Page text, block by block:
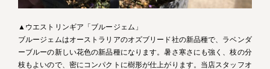
▲ウエストリンギア「ブルージェム」
ブルージェムはオーストラリアのオズブリード社の新品種で、ラベンダ
ーブルーの新しい花色の新品種になります。暑さ寒さにも強く、枝の分
枝もよいので、密にコンパクトに樹形が仕上がります。当店スタッフオ